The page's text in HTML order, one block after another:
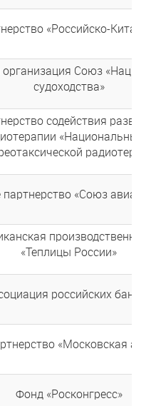
«Российско-
Союз
судоходства»
содействия
«Союз
«Теплицы России»
российских
«Московская
Фонд «Росконгресс»